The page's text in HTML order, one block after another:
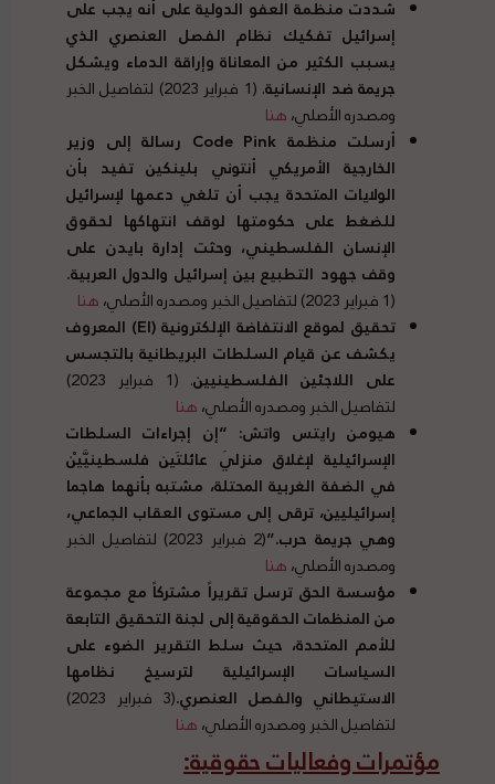
شددت منظمة العفو الدولية على أنه يجب على
إسرائيل تفكيك نظام الفصل العنصري الذي
يسبب الكثير من المعاناة وإراقة الدماء ويشكل
جريمة ضد الإنسانية
. (1 فبراير 2023) لتفاصيل الخبر
ومصدره الأصلي،هنا
أرسلت منظمة Code Pink رسالة إلى وزير
الخارجية الأمريكي أنتوني بلينكين تفيد بأن
الولايات المتحدة يجب أن تلغي دعمها لإسرائيل
للضغط على حكومتها لوقف انتهاكها لحقوق
الإنسان الفلسطيني، وحثت إدارة بايدن على
وقف جهود التطبيع بين إسرائيل والدول العربية.
(1 فبراير 2023) لتفاصيل الخبر ومصدره الأصلي،
هنا
تحقيق لموقع الانتفاضة الإلكترونية(
EI
) المعروف
يكشف عن قيام السلطات البريطانية بالتجسس
على اللاجئين الفلسطينيين
. (1 فبراير 2023)
لتفاصيل الخبر ومصدره الأصلي،هنا
هيومن رايتس واتش: “إن إجراءات السلطات
الإسرائيلية لإغلاق منزلَي عائلتَين فلسطينيَّيْن
في الضفة الغربية المحتلة، مشتبه بأنهما هاجما
إسرائيليين، ترقى إلى مستوى العقاب الجماعي،
وهي جريمة حرب.”
(2 فبراير 2023) لتفاصيل الخبر
ومصدره الأصلي،هنا
مؤسسة الحق ترسل تقريراً مشتركاً مع مجموعة
من المنظمات الحقوقية إلى لجنة التحقيق التابعة
للأمم المتحدة، حيث سلط التقرير الضوء على
السياسات الإسرائيلية لترسيخ نظامها
الاستيطاني والفصل العنصري.
(3 فبراير 2023)
لتفاصيل الخبر ومصدره الأصلي،هنا
مؤتمرات وفعاليات حقوقية: